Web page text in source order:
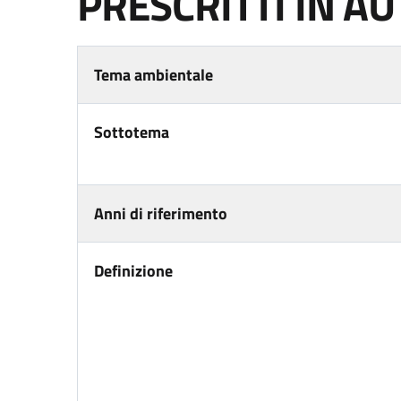
Tema ambientale
Sottotema
Anni di riferimento
Definizione